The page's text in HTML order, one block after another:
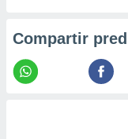
Compartir